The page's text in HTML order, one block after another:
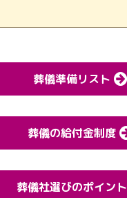
葬儀準備リスト
葬儀の給付金制度
葬儀社選びのポイント